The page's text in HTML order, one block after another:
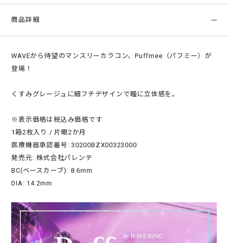
商品詳細
WAVEから待望のマンスリーカラコン、Puffmee（パフミー）が
登場！
くすみグレージュに細フチデザインで瞳に立体感を。
※表示価格は税込み価格です
1箱2枚入り / 片眼2か月
医療機器承認番号: 30200BZX00323000
発売元: 株式会社パレンテ
BC(ベースカーブ): 8.6mm
DIA: 14.2mm